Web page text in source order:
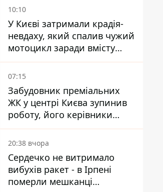
10:10
У Києві затримали крадія-
невдаху, який спалив чужий
мотоцикл заради вмісту
багажника
07:15
Забудовник преміальних
ЖК у центрі Києва зупинив
роботу, його керівники
втекли з України - Bihus.info
20:38 вчора
Сердечко не витримало
вибухів ракет - в Ірпені
померли мешканці